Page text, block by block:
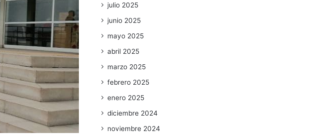
julio 2025
junio 2025
mayo 2025
abril 2025
marzo 2025
febrero 2025
enero 2025
diciembre 2024
noviembre 2024